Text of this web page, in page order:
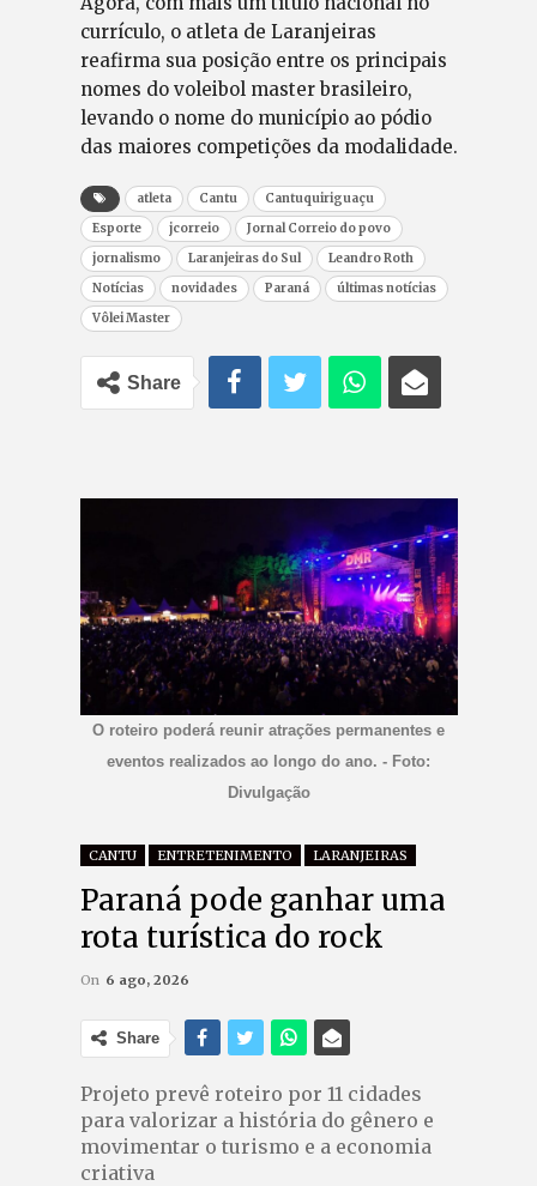
currículo, o atleta de Laranjeiras
reafirma sua posição entre os principais
nomes do voleibol master brasileiro,
levando o nome do município ao pódio
das maiores competições da modalidade.
atleta Cantu
Cantuquiriguaçu
Esporte
jcorreio
Jornal Correio do povo
jornalismo
Laranjeiras do Sul
Leandro Roth
Notícias
novidades Paraná
últimas notícias
Vôlei Master
Share
O roteiro poderá reunir atrações permanentes e
eventos realizados ao longo do ano. - Foto:
Divulgação
CANTU ENTRETENIMENTO LARANJEIRAS
Paraná pode ganhar uma
rota turística do rock
On 6 ago, 2026
Share
Projeto prevê roteiro por 11 cidades
para valorizar a história do gênero e
movimentar o turismo e a economia
criativa